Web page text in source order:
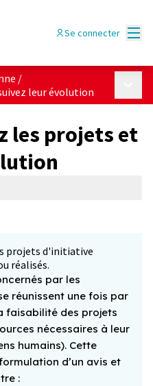
Se connecter
/
leur évolution
projets et
projets d'initiative
réalisés.
par les
réunissent une fois par
faisabilité des projets
nécessaires à leur
humains). Cette
d’un avis et
: